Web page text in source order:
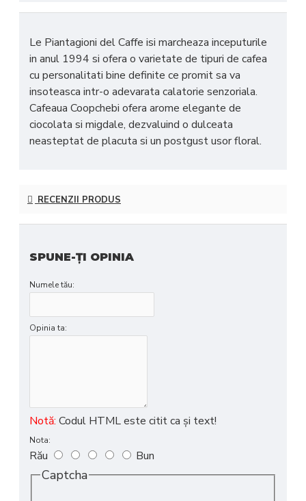
Le Piantagioni del Caffe isi marcheaza inceputurile
in anul 1994 si ofera o varietate de tipuri de cafea
cu personalitati bine definite ce promit sa va
insoteasca intr-o adevarata calatorie senzoriala.
Cafeaua Coopchebi ofera arome elegante de
ciocolata si migdale, dezvaluind o dulceata
neasteptat de placuta si un postgust usor floral.
RECENZII PRODUS
SPUNE-ŢI OPINIA
Numele tău:
Opinia ta:
Notă: Codul HTML este citit ca şi text!
Nota:
Rău Bun
Captcha